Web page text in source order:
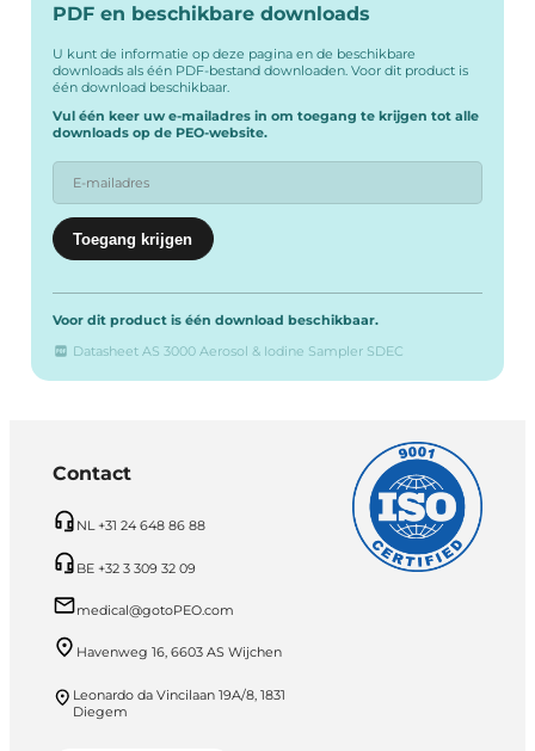
PDF en beschikbare downloads
U kunt de informatie op deze pagina en de beschikbare
downloads als één PDF-bestand downloaden. Voor dit product is
één download beschikbaar.
Vul één keer uw e-mailadres in om toegang te krijgen tot alle
downloads op de PEO-website.
Voor dit product is één download beschikbaar.
Datasheet AS 3000 Aerosol & Iodine Sampler SDEC
Contact
NL +31 24 648 86 88
BE +32 3 309 32 09
medical@gotoPEO.com
Havenweg 16, 6603 AS Wijchen
Leonardo da Vincilaan 19A/8, 1831
Diegem